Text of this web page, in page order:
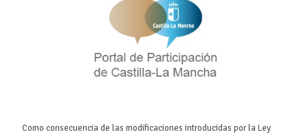
Como consecuencia de las modificaciones introducidas por la Ley